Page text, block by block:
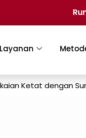
Layanan
Ketat dengan